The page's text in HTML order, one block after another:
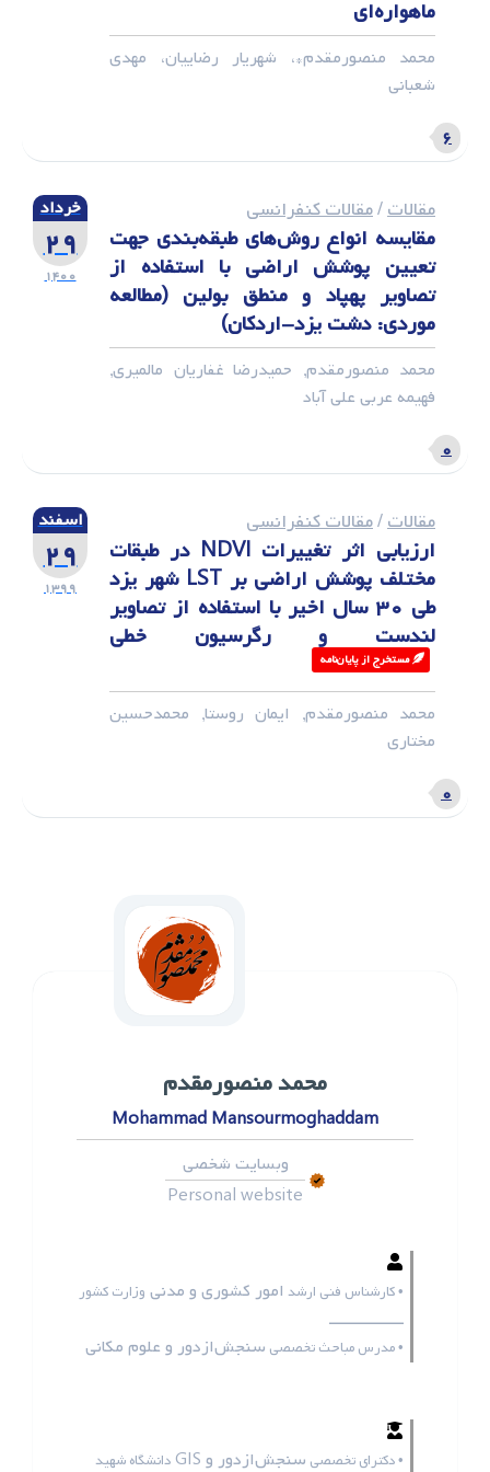
ماهواره‌ای
محمد منصورمقدم*، شهریار رضاییان، مهدی
شعبانی
۶
خرداد
۲۹
۱۴۰۰
مقالات/مقالات کنفرانسی
مقایسه انواع روش‌های طبقه‌بندی جهت
تعیین پوشش اراضی با استفاده از
تصاویر پهپاد و منطق بولین (مطالعه
موردی: دشت یزد-اردکان)
محمد منصورمقدم, حمیدرضا غفاریان مالمیری,
فهیمه عربی علی آباد
۰
اسفند
۲۹
۱۳۹۹
مقالات/مقالات کنفرانسی
ارزیابی اثر تغییرات NDVI در طبقات
مختلف پوشش اراضی بر LST شهر یزد
طی ۳۰ سال اخیر با استفاده از تصاویر
لندست و رگرسیون خطی
مستخرج از پایان‌نامه‌ ‌
محمد منصورمقدم, ایمان روستا, محمدحسین
مختاری
۰
محمد ‌منصورمقدم
Mohammad Mansourmoghaddam
وبسایت شخصی
Personal website
• کارشناس فنی ارشد امور کشوری و مدنی وزارت کشور
ـــــــــــــــــ
• مدرس مباحث تخصصی سنجش‌ازدور و علوم مکانی
• دکترای تخصصی سنجش‌ازدور و GIS دانشگاه شهید